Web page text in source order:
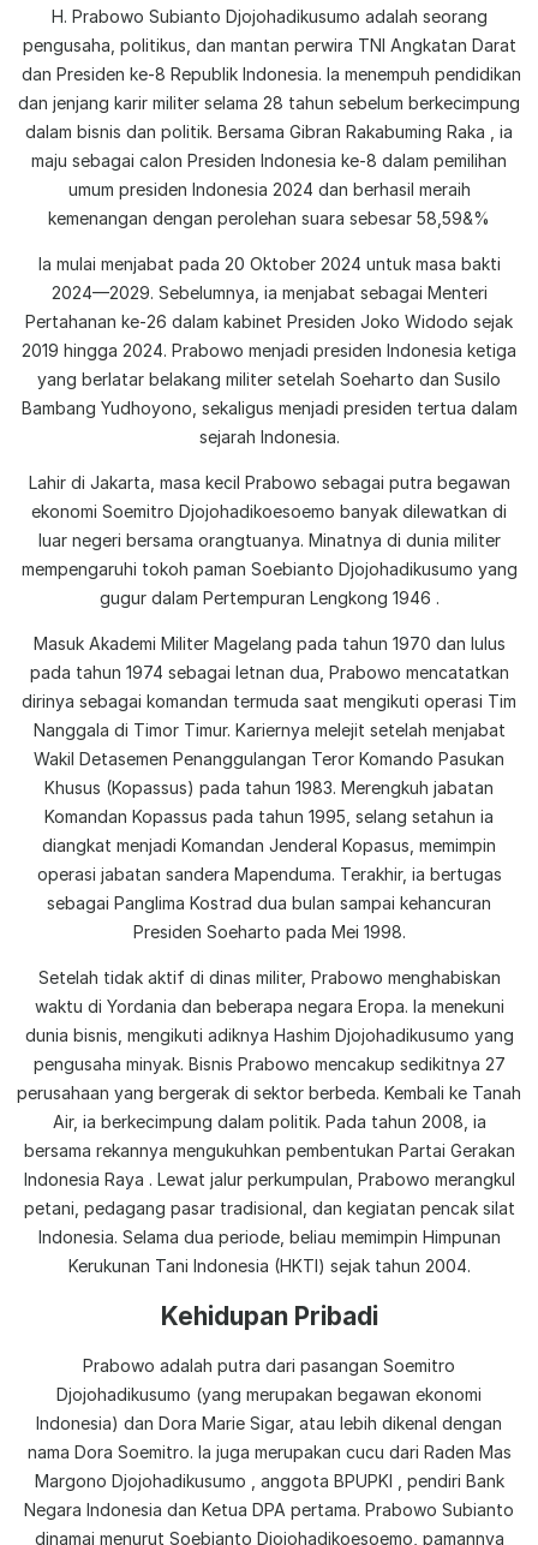
H. Prabowo Subianto Djojohadikusumo adalah seorang
pengusaha, politikus, dan mantan perwira TNI Angkatan Darat
dan Presiden ke-8 Republik Indonesia. Ia menempuh pendidikan
dan jenjang karir militer selama 28 tahun sebelum berkecimpung
dalam bisnis dan politik. Bersama Gibran Rakabuming Raka , ia
maju sebagai calon Presiden Indonesia ke-8 dalam pemilihan
umum presiden Indonesia 2024 dan berhasil meraih
kemenangan dengan perolehan suara sebesar 58,59&%
Ia mulai menjabat pada 20 Oktober 2024 untuk masa bakti
2024—2029. Sebelumnya, ia menjabat sebagai Menteri
Pertahanan ke-26 dalam kabinet Presiden Joko Widodo sejak
2019 hingga 2024. Prabowo menjadi presiden Indonesia ketiga
yang berlatar belakang militer setelah Soeharto dan Susilo
Bambang Yudhoyono, sekaligus menjadi presiden tertua dalam
sejarah Indonesia.
Lahir di Jakarta, masa kecil Prabowo sebagai putra begawan
ekonomi Soemitro Djojohadikoesoemo banyak dilewatkan di
luar negeri bersama orangtuanya. Minatnya di dunia militer
mempengaruhi tokoh paman Soebianto Djojohadikusumo yang
gugur dalam Pertempuran Lengkong 1946 .
Masuk Akademi Militer Magelang pada tahun 1970 dan lulus
pada tahun 1974 sebagai letnan dua, Prabowo mencatatkan
dirinya sebagai komandan termuda saat mengikuti operasi Tim
Nanggala di Timor Timur. Kariernya melejit setelah menjabat
Wakil Detasemen Penanggulangan Teror Komando Pasukan
Khusus (Kopassus) pada tahun 1983. Merengkuh jabatan
Komandan Kopassus pada tahun 1995, selang setahun ia
diangkat menjadi Komandan Jenderal Kopasus, memimpin
operasi jabatan sandera Mapenduma. Terakhir, ia bertugas
sebagai Panglima Kostrad dua bulan sampai kehancuran
Presiden Soeharto pada Mei 1998.
Setelah tidak aktif di dinas militer, Prabowo menghabiskan
waktu di Yordania dan beberapa negara Eropa. Ia menekuni
dunia bisnis, mengikuti adiknya Hashim Djojohadikusumo yang
pengusaha minyak. Bisnis Prabowo mencakup sedikitnya 27
perusahaan yang bergerak di sektor berbeda. Kembali ke Tanah
Air, ia berkecimpung dalam politik. Pada tahun 2008, ia
bersama rekannya mengukuhkan pembentukan Partai Gerakan
Indonesia Raya . Lewat jalur perkumpulan, Prabowo merangkul
petani, pedagang pasar tradisional, dan kegiatan pencak silat
Indonesia. Selama dua periode, beliau memimpin Himpunan
Kerukunan Tani Indonesia (HKTI) sejak tahun 2004.
Kehidupan Pribadi
Prabowo adalah putra dari pasangan Soemitro
Djojohadikusumo (yang merupakan begawan ekonomi
Indonesia) dan Dora Marie Sigar, atau lebih dikenal dengan
nama Dora Soemitro. Ia juga merupakan cucu dari Raden Mas
Margono Djojohadikusumo , anggota BPUPKI , pendiri Bank
Negara Indonesia dan Ketua DPA pertama. Prabowo Subianto
dinamai menurut Soebianto Djojohadikoesoemo, pamannya